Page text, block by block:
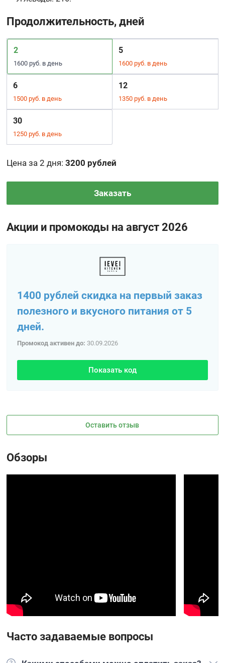
Продолжительность, дней
2
1600 руб. в день
5
1600 руб. в день
6
1500 руб. в день
12
1350 руб. в день
30
1250 руб. в день
Цена за 2 дня:3200 рублей
Заказать
Акции и промокоды на август 2026
1400 рублей скидка на первый заказ
полезного и вкусного питания от 5
дней.
Промокод активен до: 30.09.2026
Показать код
Оставить отзыв
Обзоры
Часто задаваемые вопросы